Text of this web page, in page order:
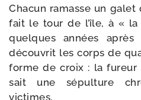
Chacun ramasse un galet
fait le tour de l’île, à « la
quelques années
décou­vrit les corps de
forme de croix : la
sait une sépul­ture
victimes.